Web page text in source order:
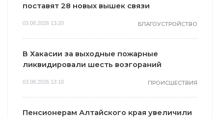
поставят 28 новых вышек связи
03.08.2026 13:20 БЛАГОУСТРОЙСТВО
В Хакасии за выходные пожарные
ликвидировали шесть возгораний
03.08.2026 13:10 ПРОИСШЕСТВИЯ
Пенсионерам Алтайского края увеличили